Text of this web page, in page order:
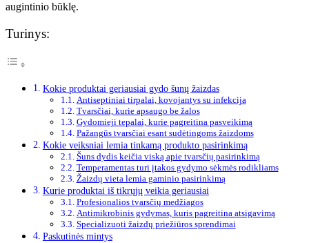
augintinio būklę.
Turinys:
Kokie produktai geriausiai gydo šunų žaizdas
Antiseptiniai tirpalai, kovojantys su infekcija
Tvarsčiai, kurie apsaugo be žalos
Gydomieji tepalai, kurie pagreitina pasveikimą
Pažangūs tvarsčiai esant sudėtingoms žaizdoms
Kokie veiksniai lemia tinkamą produkto pasirinkimą
Šuns dydis keičia viską apie tvarsčių pasirinkimą
Temperamentas turi įtakos gydymo sėkmės rodikliams
Žaizdų vieta lemia gaminio pasirinkimą
Kurie produktai iš tikrųjų veikia geriausiai
Profesionalios tvarsčių medžiagos
Antimikrobinis gydymas, kuris pagreitina atsigavimą
Specializuoti žaizdų priežiūros sprendimai
Paskutinės mintys